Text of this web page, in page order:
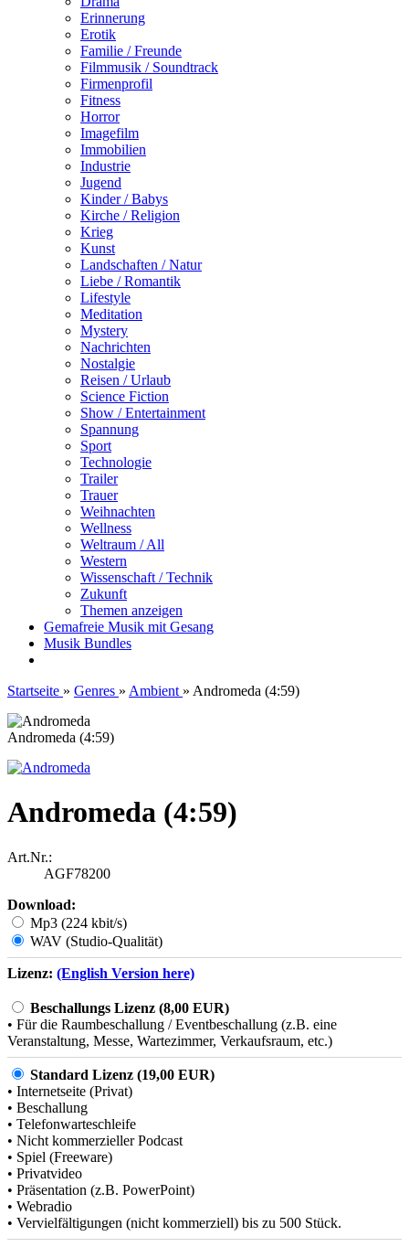
Erinnerung
Erotik
Familie / Freunde
Filmmusik / Soundtrack
Firmenprofil
Fitness
Horror
Imagefilm
Immobilien
Industrie
Jugend
Kinder / Babys
Kirche / Religion
Krieg
Kunst
Landschaften / Natur
Liebe / Romantik
Lifestyle
Meditation
Mystery
Nachrichten
Nostalgie
Reisen / Urlaub
Science Fiction
Show / Entertainment
Spannung
Sport
Technologie
Trailer
Trauer
Weihnachten
Wellness
Weltraum / All
Western
Wissenschaft / Technik
Zukunft
Themen anzeigen
Gemafreie Musik mit Gesang
Musik Bundles
Startseite » Genres » Ambient » Andromeda (4:59)
Andromeda (4:59)
Andromeda (4:59)
Art.Nr.:
AGF78200
Download:
Mp3 (224 kbit/s)
WAV (Studio-Qualität)
Lizenz: (English Version here)
Beschallungs Lizenz (8,00 EUR)
• Für die Raumbeschallung / Eventbeschallung (z.B. eine
Veranstaltung, Messe, Wartezimmer, Verkaufsraum, etc.)
Standard Lizenz (19,00 EUR)
• Internetseite (Privat)
• Beschallung
• Telefonwarteschleife
• Nicht kommerzieller Podcast
• Spiel (Freeware)
• Privatvideo
• Präsentation (z.B. PowerPoint)
• Webradio
• Vervielfältigungen (nicht kommerziell) bis zu 500 Stück.